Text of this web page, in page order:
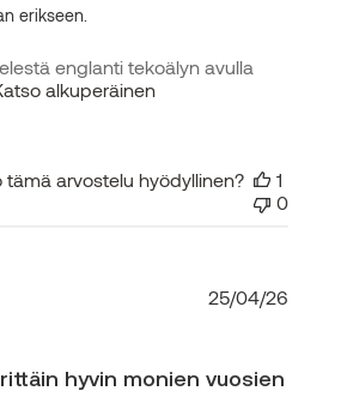
erikseen.
englanti tekoälyn avulla
alkuperäinen
tämä arvostelu hyödyllinen?
1
0
hyvin monien vuosien
25/04/26